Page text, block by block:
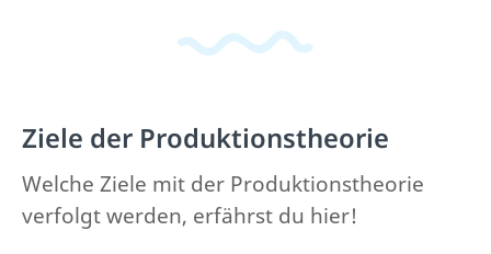
Ziele der Produktionstheorie
Welche Ziele mit der Produktionstheorie
verfolgt werden, erfährst du hier!